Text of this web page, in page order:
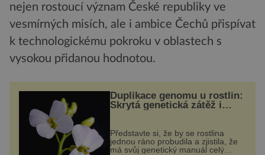
nejen rostoucí význam České republiky ve
vesmírných misích, ale i ambice Čechů přispívat
k technologickému pokroku v oblastech s
vysokou přidanou hodnotou.
Duplikace genomu u rostlin:
Skrytá genetická zátěž i
Představte si, že by se rostlina
jednou ráno probudila a zjistila, že
má svůj genetický manuál celý